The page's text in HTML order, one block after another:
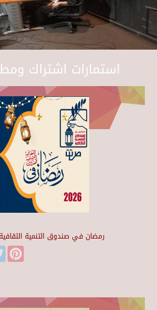
استمارات اشتراك
رمضان في صندوق التنمية الثقافية 2026
Twitter